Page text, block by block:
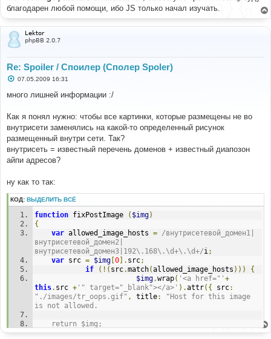
благодарен любой помощи, ибо JS только начал изучать.
Lektor
phpBB 2.0.7
Re: Spoiler / Споилер (Сполер Spoler)
С
о
б
е
н
и
е
07.05.2009 16:31
много лишней информации :/
Как я понял нужно: чтобы все картинки, которые размещены не во
внутрисети заменялись на какой-то определенный рисунок
размещенный внутри сети. Так?
внутрисеть = известный перечень доменов + известный диапозон
айпи адресов?
ну как то так:
КОД: ВЫДЕЛИТЬ ВСЁ
function fixPostImage ( $img)
{
var allowed_image_hosts = /внутрисетевой_домен1|
внутрисетевой_домен2|
внутрисетевой_домен3|192\.168\.\d+\.\d+/i;
var src = $img [0 ]. src;
if
(!( src.match(allowed_image_hosts )))
{
$img.wrap( '<a href="'+
this. src + '" target="_blank"></a>' ).attr({ src:
"./images/tr_oops.gif" , title:
"Host for this image
	return $img;
}